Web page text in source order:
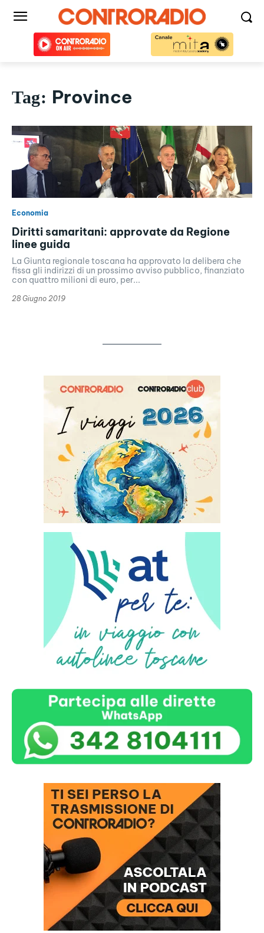
Tag: Province
Economia
Diritti samaritani: approvate da Regione
linee guida
La Giunta regionale toscana ha approvato la delibera che
fissa gli indirizzi di un prossimo avviso pubblico, finanziato
con quattro milioni di euro, per...
28 Giugno 2019